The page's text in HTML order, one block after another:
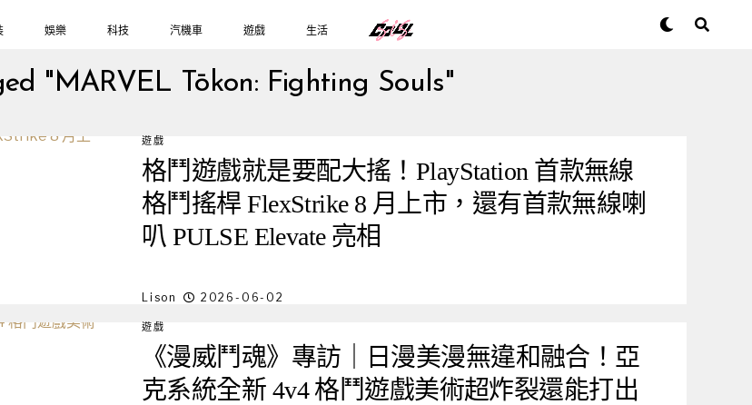
娛樂 科技 汽機車 遊戲 生活
"MARVEL Tōkon: Fighting Souls"
遊戲
格鬥遊戲就是要配大搖！PlayStation 首款無線
格鬥搖桿 FlexStrike 8 月上市，還有首款無線喇
叭 PULSE Elevate 亮相
Lison 2026-06-02
遊戲
《漫威鬥魂》專訪｜日漫美漫無違和融合！亞
克系統全新 4v4 格鬥遊戲美術超炸裂還能打出